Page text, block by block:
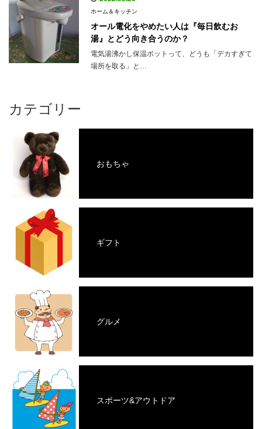
ホーム＆キッチン
オール電化をやめたい人は『毎日飲むお
湯』とどう向き合うのか？
電気湯沸かし保温ポットって、どうも「デカすぎて
場所を取る」と…
カテゴリー
おもちゃ
ギフト
グルメ
スポーツ&アウトドア